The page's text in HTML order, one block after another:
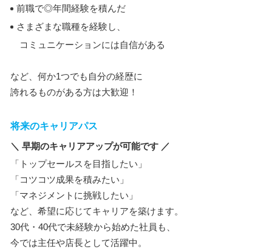
前職で◎年間経験を積んだ
さまざまな職種を経験し、
コミュニケーションには自信がある
など、何か1つでも自分の経歴に
誇れるものがある方は大歓迎！
将来のキャリアパス
＼ 早期のキャリアアップが可能です ／
「トップセールスを目指したい」
「コツコツ成果を積みたい」
「マネジメントに挑戦したい」
など、希望に応じてキャリアを築けます。
30代・40代で未経験から始めた社員も、
今では主任や店長として活躍中。